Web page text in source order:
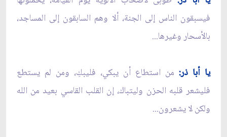
فيسبقون الناس إلى الجنة، ألا وهم السابقون إلى المساجد،
بالأسحار وغيرها...
يا أبا ذر:من استطاع أن يبكي، فليبكِ، ومن لم يستطع
فليشعر قلبه الحزن وليتباك، إن القلب القاسي بعيد من الله
ولكن لا يشعرون...